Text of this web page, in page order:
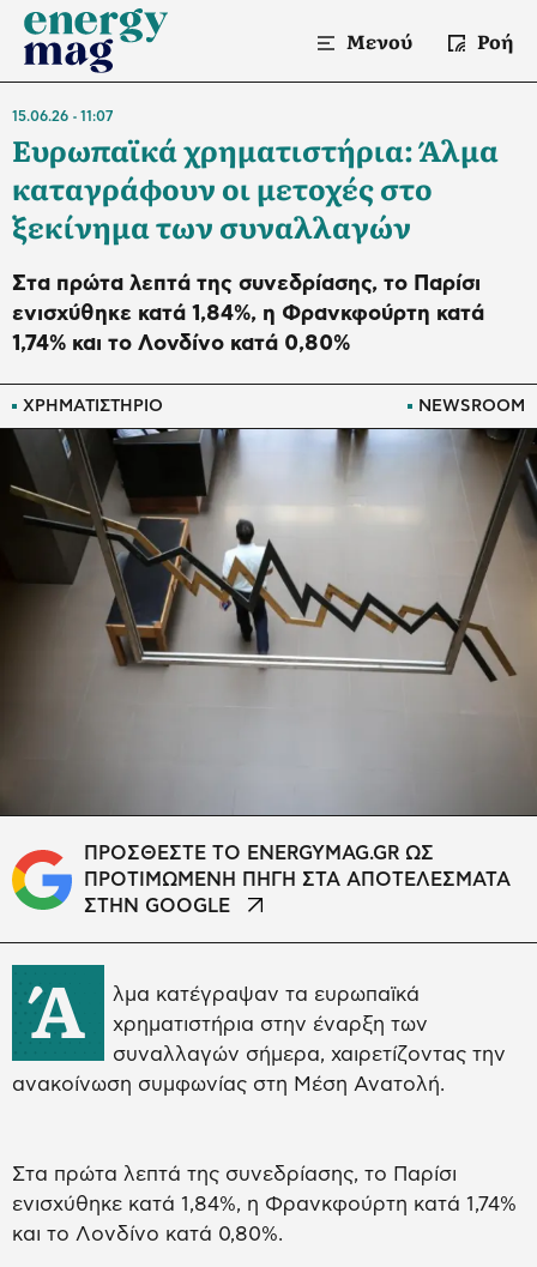
Μενού Ροή
ΧΡΗΜΑΤΙΣΤΗΡΙΟ NEWSROOM
15.06.26 11:07
Ευρωπαϊκά χρηματιστήρια: Άλμα
καταγράφουν οι μετοχές στο
ξεκίνημα των συναλλαγών
Στα πρώτα λεπτά της συνεδρίασης, το Παρίσι
ενισχύθηκε κατά 1,84%, η Φρανκφούρτη κατά
1,74% και το Λονδίνο κατά 0,80%
ΠΡΟΣΘΕΣΤΕ ΤΟ ENERGYMAG.GR ΩΣ
ΠΡΟΤΙΜΩΜΕΝΗ ΠΗΓΗ ΣΤΑ ΑΠΟΤΕΛΕΣΜΑΤΑ
ΣΤΗΝ GOOGLE
Ά
λμα κατέγραψαν τα ευρωπαϊκά
χρηματιστήρια στην έναρξη των
συναλλαγών σήμερα, χαιρετίζοντας την
ανακοίνωση συμφωνίας στη Μέση Ανατολή.
Στα πρώτα λεπτά της συνεδρίασης, το Παρίσι
ενισχύθηκε κατά 1,84%, η Φρανκφούρτη κατά 1,74%
και το Λονδίνο κατά 0,80%.